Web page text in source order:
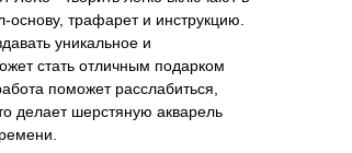
трафарет и инструкцию.
уникальное и
стать отличным подарком
поможет расслабиться,
делает шерстяную акварель